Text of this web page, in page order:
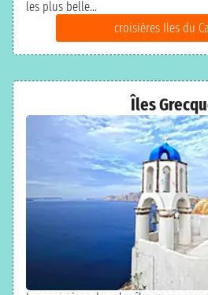
les plus belle...
croisières Iles du
Îles